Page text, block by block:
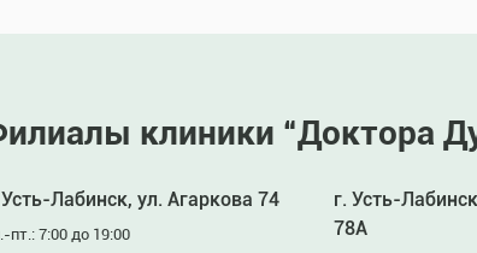
клиники “Доктора
Усть-Лабинск, ул. Агаркова 74
пт.: 7:00 до 19:00
г. Усть-
78А